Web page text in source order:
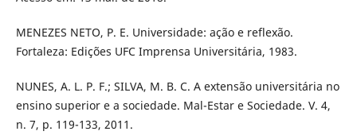
MENEZES NETO, P. E. Universidade: ação e reflexão.
Fortaleza: Edições UFC Imprensa Universitária, 1983.
NUNES, A. L. P. F.; SILVA, M. B. C. A extensão universitária no
ensino superior e a sociedade. Mal-Estar e Sociedade. V. 4,
n. 7, p. 119-133, 2011.